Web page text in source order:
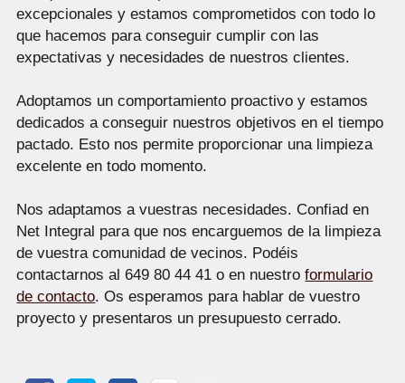
excepcionales y estamos comprometidos con todo lo
que hacemos para conseguir cumplir con las
expectativas y necesidades de nuestros clientes.
Adoptamos un comportamiento proactivo y estamos
dedicados a conseguir nuestros objetivos en el tiempo
pactado. Esto nos permite proporcionar una limpieza
excelente en todo momento.
Nos adaptamos a vuestras necesidades. Confiad en
Net Integral para que nos encarguemos de la limpieza
de vuestra comunidad de vecinos. Podéis
contactarnos al 649 80 44 41 o en nuestroformulario
de contacto. Os esperamos para hablar de vuestro
proyecto y presentaros un presupuesto cerrado.